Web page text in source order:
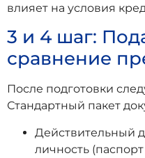
влияет на условия
3 и 4 шаг:
сравнение
После подготовки
Стандартный пакет
Действительный
личность